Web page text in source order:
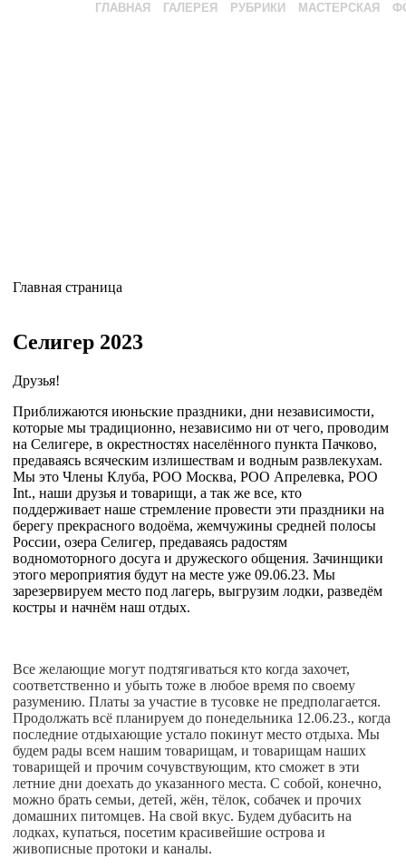
ГЛАВНАЯ ГАЛЕРЕЯ РУБРИКИ МАСТЕРСКАЯ
Главная страница
Селигер 2023
Друзья!
Приближаются июньские праздники, дни независимости,
которые мы традиционно, независимо ни от чего, проводим
на Селигере, в окрестностях населённого пункта Пачково,
предаваясь всяческим излишествам и водным развлекухам.
Мы это Члены Клуба, РОО Москва, РОО Апрелевка, РОО
Int., наши друзья и товарищи, а так же все, кто
поддерживает наше стремление провести эти праздники на
берегу прекрасного водоёма, жемчужины средней полосы
России, озера Селигер, предаваясь радостям
водномоторного досуга и дружеского общения. Зачинщики
этого мероприятия будут на месте уже 09.06.23. Мы
зарезервируем место под лагерь, выгрузим лодки, разведём
костры и начнём наш отдых.
Все желающие могут подтягиваться кто когда захочет,
соответственно и убыть тоже в любое время по своему
разумению. Платы за участие в тусовке не предполагается.
Продолжать всё планируем до понедельника 12.06.23., когда
последние отдыхающие устало покинут место отдыха. Мы
будем рады всем нашим товарищам, и товарищам наших
товарищей и прочим сочувствующим, кто сможет в эти
летние дни доехать до указанного места. С собой, конечно,
можно брать семьи, детей, жён, тёлок, собачек и прочих
домашних питомцев. На свой вкус. Будем дубасить на
лодках, купаться, посетим красивейшие острова и
живописные протоки и каналы.